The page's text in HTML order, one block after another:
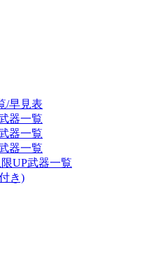
/早見表
器一覧
器一覧
器一覧
UP武器一覧
き)